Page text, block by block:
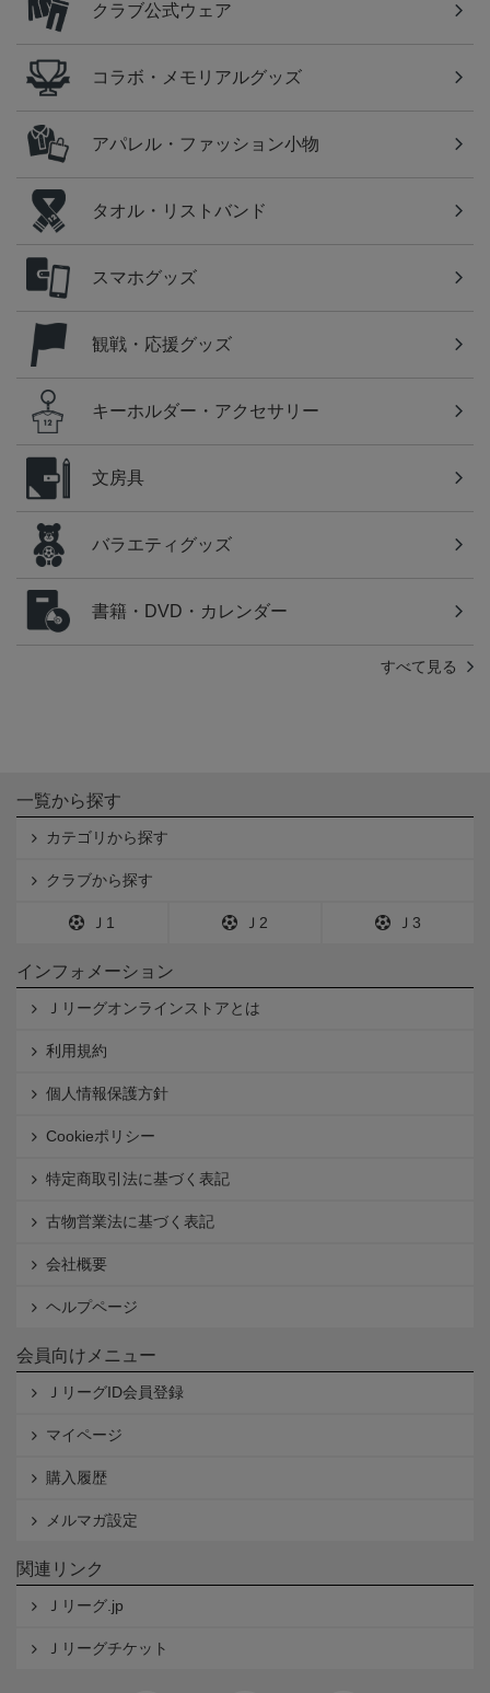
クラブ公式ウェア
コラボ・メモリアルグッズ
アパレル・ファッション小物
タオル・リストバンド
スマホグッズ
観戦・応援グッズ
キーホルダー・アクセサリー
文房具
バラエティグッズ
書籍・DVD・カレンダー
すべて見る
一覧から探す
カテゴリから探す
クラブから探す
Ｊ1 Ｊ2 Ｊ3
インフォメーション
Ｊリーグオンラインストアとは
利用規約
個人情報保護方針
Cookieポリシー
特定商取引法に基づく表記
古物営業法に基づく表記
会社概要
ヘルプページ
会員向けメニュー
ＪリーグID会員登録
マイページ
購入履歴
メルマガ設定
関連リンク
Ｊリーグ.jp
Ｊリーグチケット